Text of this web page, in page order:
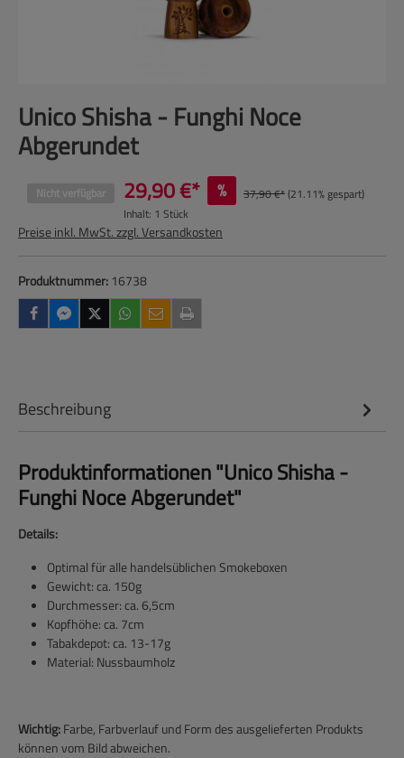
Unico Shisha - Funghi Noce
Abgerundet
Nicht verfügbar 29,90 €* % 37,90 €*(21.11% gespart)
Inhalt: 1 Stück
Preise inkl. MwSt. zzgl. Versandkosten
Produktnummer: 16738
Beschreibung
Produktinformationen "Unico Shisha -
Funghi Noce Abgerundet"
Details:
Optimal für alle handelsüblichen Smokeboxen
Gewicht: ca. 150g
Durchmesser: ca. 6,5cm
Kopfhöhe: ca. 7cm
Tabakdepot: ca. 13-17g
Material: Nussbaumholz
Wichtig:Farbe, Farbverlauf und Form des ausgelieferten Produkts
können vom Bild abweichen.